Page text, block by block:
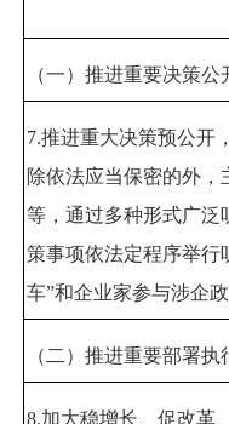
（一）推进重要决策公
7.推进重大决策预公开
除依法应当保密的外，
等，通过多种形式广泛
策事项依法定程序举行
车”和企业家参与涉企政
（二）推进重要部署执
8.加大稳增长、促改革